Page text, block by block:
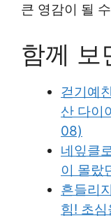
큰 영감이 될
함께 보
걷기예
산 다이
08)
네잎클
이 몰랐
흔들리
힘! 초